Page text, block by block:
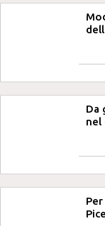
Da
nel